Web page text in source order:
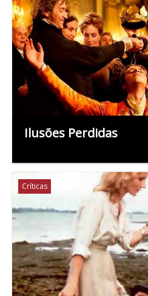
Ilusões Perdidas
Críticas